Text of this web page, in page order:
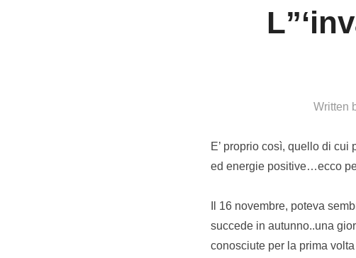
Written
E’ proprio così, quello di cui
ed energie positive…ecco
Il 16 novembre, poteva
succede in autunno..una
conosciute per la prima